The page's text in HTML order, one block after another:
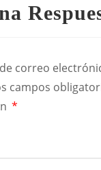
correo
campos
*